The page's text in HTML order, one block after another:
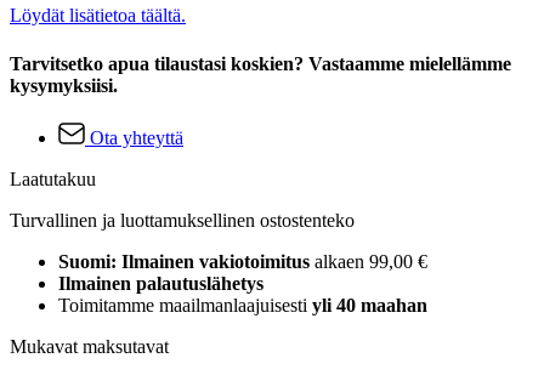
Löydät lisätietoa täältä.
Tarvitsetko apua tilaustasi koskien? Vastaamme mielellämme
kysymyksiisi.
Ota yhteyttä
Laatutakuu
Turvallinen ja luottamuksellinen ostostenteko
Suomi: Ilmainen vakiotoimitus alkaen 99,00 €
Ilmainen palautuslähetys
Toimitamme maailmanlaajuisesti yli 40 maahan
Mukavat maksutavat